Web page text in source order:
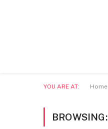
YOU ARE AT: Home
BROWSING: